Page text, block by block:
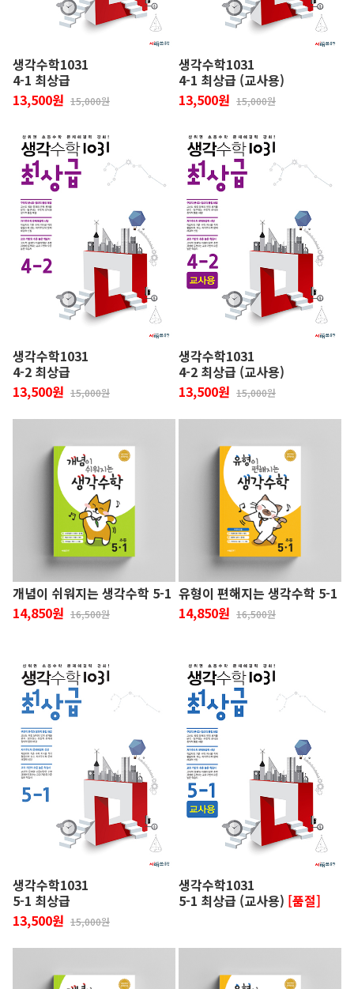
생각수학1031
4-1 최상급
13,500원 15,000원
생각수학1031
4-1 최상급 (교사용)
13,500원 15,000원
생각수학1031
4-2 최상급
13,500원 15,000원
생각수학1031
4-2 최상급 (교사용)
13,500원 15,000원
개념이 쉬워지는 생각수학 5-1
14,850원 16,500원
유형이 편해지는 생각수학 5-1
14,850원 16,500원
생각수학1031
5-1 최상급
13,500원 15,000원
생각수학1031
5-1 최상급 (교사용) [품절]